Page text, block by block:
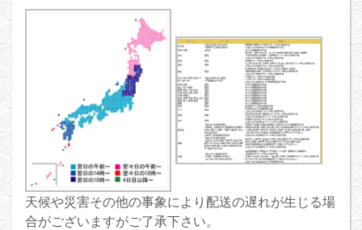
天候や災害その他の事象により配送の遅れが生じる場
合がございますがご了承下さい。